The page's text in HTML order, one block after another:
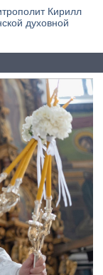
Кирилл
духовной